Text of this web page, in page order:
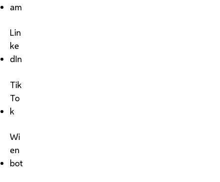
am
Lin
ke
dIn
Tik
To
k
Wi
en
bot